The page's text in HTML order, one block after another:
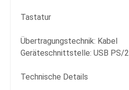
Tastatur
Übertragungstechnik: Kabel
Geräteschnittstelle: USB PS/2
Technische Details